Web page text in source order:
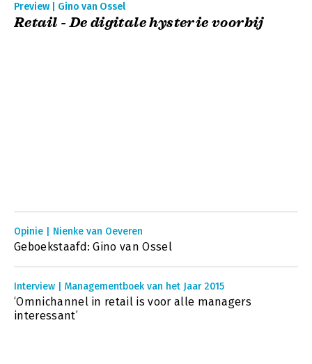
Preview | Gino van Ossel
Retail - De digitale hysterie voorbij
Opinie | Nienke van Oeveren
Geboekstaafd: Gino van Ossel
Interview | Managementboek van het Jaar 2015
‘Omnichannel in retail is voor alle managers
interessant’